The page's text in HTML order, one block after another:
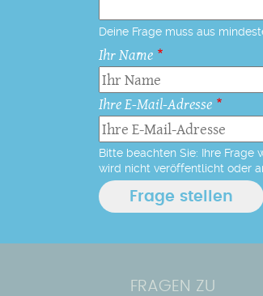
Deine Frage muss aus
Ihr Name
Ihre E-Mail-Adresse
Bitte beachten Sie: Ihre
wird nicht veröffentlicht oder
FRAGEN ZU